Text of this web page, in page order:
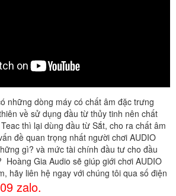
những dòng máy có chất âm đặc trưng
về sử dụng đầu từ thủy tinh nên chất
thì lại dùng đầu từ Sắt, cho ra chất âm
đề quan trọng nhất người chơi AUDIO
gì? và mức tài chính đầu tư cho đầu
Hoàng Gia Audio sẽ giúp giới chơi AUDIO
hãy liên hệ ngay với chúng tôi qua số điện
zalo.